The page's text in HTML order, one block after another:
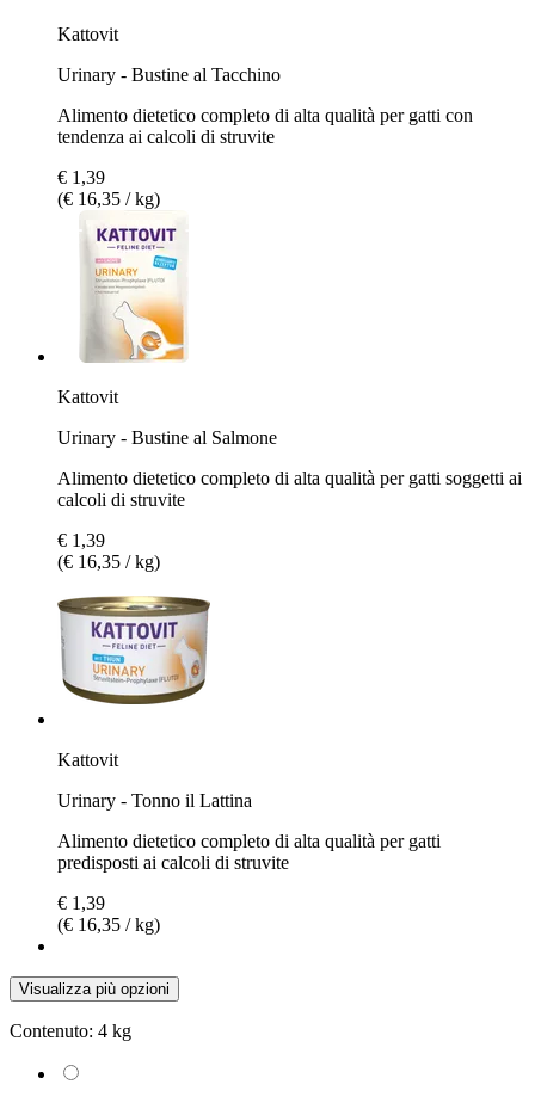
Kattovit
Urinary - Bustine al Tacchino
Alimento dietetico completo di alta qualità per gatti con
tendenza ai calcoli di struvite
€ 1,39
(€ 16,35 / kg)
Kattovit
Urinary - Bustine al Salmone
Alimento dietetico completo di alta qualità per gatti soggetti ai
calcoli di struvite
€ 1,39
(€ 16,35 / kg)
Kattovit
Urinary - Tonno il Lattina
Alimento dietetico completo di alta qualità per gatti
predisposti ai calcoli di struvite
€ 1,39
(€ 16,35 / kg)
Visualizza più opzioni
Contenuto: 4 kg